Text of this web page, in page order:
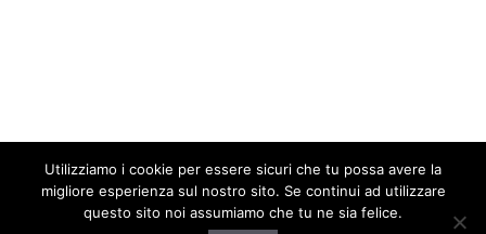
Utilizziamo i cookie per essere sicuri che tu possa avere la
migliore esperienza sul nostro sito. Se continui ad utilizzare
questo sito noi assumiamo che tu ne sia felice.